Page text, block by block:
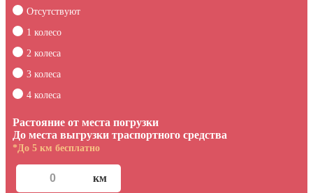
Отсутствуют
1 колесо
2 колеса
3 колеса
4 колеса
Растояние от места погрузки
До места выгрузки траспортного средства
*До 5 км бесплатно